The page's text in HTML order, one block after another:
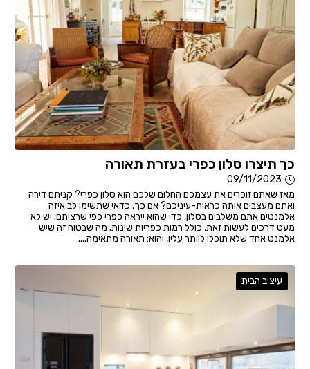
כך תיצרו סלון כפרי בעזרת תאורה
09/11/2023
מאז שאתם זוכרים את עצמכם החלום שלכם הוא סלון כפרי? קניתם דירה
ואתם מעצבים אותה כראות-עיניכם? אם כך, כדאי שתשימו לב איזה
אלמנטים אתם משלבים בסלון, כדי שהוא ייראה כפרי כפי שרציתם. יש לא
מעט דרכים לעשות זאת, כולל רמות כפריות שונות. מה שבטוח זה שיש
אלמנט אחד שלא תוכלו לוותר עליו, והוא: תאורה מתאימה....
עיצוב הבית